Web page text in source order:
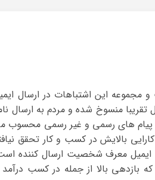
مجموعه این اشتباهات در ارسال
منسوخ شده و مردم به ارسال
پیام های رسمی و غیر رسمی محسوب
بالایش در کسب و کار تحقق
ایمیل معرف شخصیت ارسال کننده
بازدهی بالا از جمله در کسب درآمد